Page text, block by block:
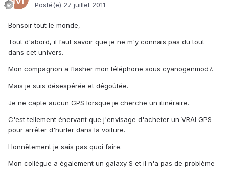
Posté(e) 27 juillet 2011
Bonsoir tout le monde,
Tout d'abord, il faut savoir que je ne m'y connais pas du tout
dans cet univers.
Mon compagnon a flasher mon téléphone sous cyanogenmod7.
Mais je suis désespérée et dégoûtée.
Je ne capte aucun GPS lorsque je cherche un itinéraire.
C'est tellement énervant que j'envisage d'acheter un VRAI GPS
pour arrêter d'hurler dans la voiture.
Honnêtement je sais pas quoi faire.
Mon collègue a également un galaxy S et il n'a pas de problème